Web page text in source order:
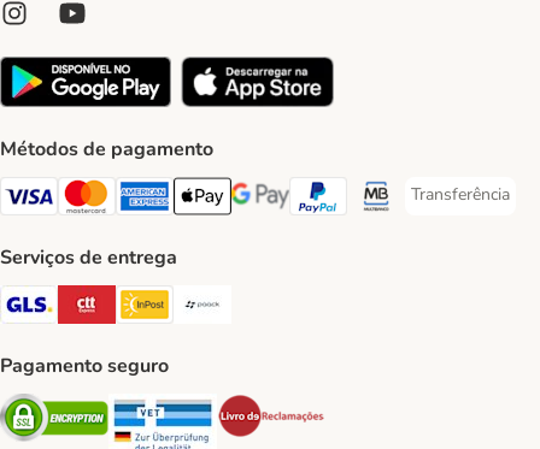
Métodos de pagamento
Visa Payment Method
Mastercard Payment Method
American Express Payment Method
Apple Pay Payment Method
Google Pay Payment Method
PayPal Payment Method
Multibanco Payment
Transferência
Transferência
Serviços de entrega
GLS Shipping Method
CTTExpress Shipping Method
InPost Shipping Method
Pagamento seguro
Security Security